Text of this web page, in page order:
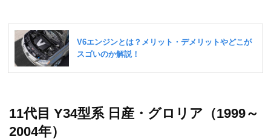
11代目 Y34型系 日産・グロリア（1999～
2004年）